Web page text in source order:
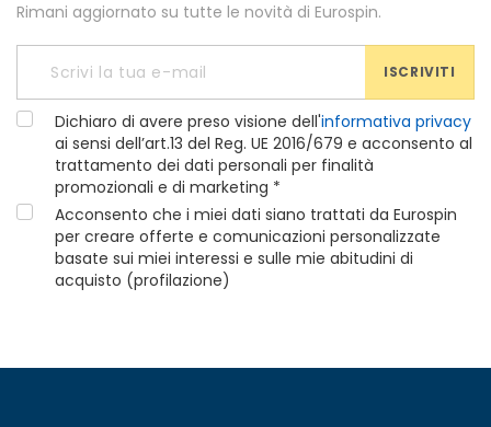
Rimani aggiornato su tutte le novità di Eurospin.
ISCRIVITI
Dichiaro di avere preso visione dell'informativa privacy
ai sensi dell’art.13 del Reg. UE 2016/679 e acconsento al
trattamento dei dati personali per finalità
promozionali e di marketing *
Acconsento che i miei dati siano trattati da Eurospin
per creare offerte e comunicazioni personalizzate
basate sui miei interessi e sulle mie abitudini di
acquisto (profilazione)